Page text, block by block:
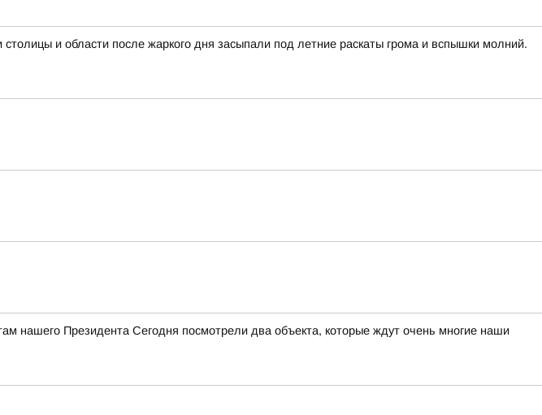
и области после жаркого дня засыпали под летние раскаты грома и вспышки молний.
нашего Президента Сегодня посмотрели два объекта, которые ждут очень многие наши